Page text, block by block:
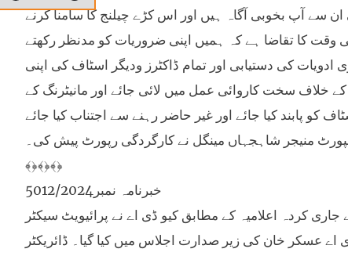
سے آپ بخوبی آگاہ ہیں اور اس کڑے چیلنج کا سامنا کرنے
وقت کا تقاضا ہے کہ ہمیں اپنی ضروریات کو مدنظر رکھتے
کی دستیابی اور تمام ڈاکٹرز ودیگر اسٹاف کی اپنی
کے خلاف سخت کاروائی عمل میں لائی جائے اور مانیٹرنگ کے
کو پابند کیا جائے اور غیر حاضر رہنے سے اجتناب کیا جائے
منیجر شاہجہاں مینگل نے کارگردگی رپورٹ پیش کی۔
﴾﴿﴾﴿﴾﴿
خبرنامہ نمبر5012/2024
کے جاری کردہ اعلامیہ کے مطابق کیو ڈی اے نے پرائیویٹ سیکٹر
عسکر خان کی زیر صدارت اجلاس میں کیا گیا۔ ڈائریکٹر